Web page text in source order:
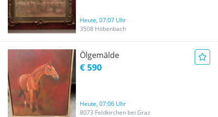
Heute, 07:07 Uhr
3508 Höbenbach
Ölgemälde
€ 590
Heute, 07:06 Uhr
8073 Feldkirchen bei Graz